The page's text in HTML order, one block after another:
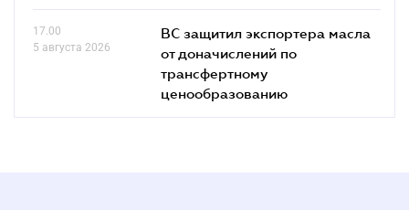
17.00
5 августа 2026
ВС защитил экспортера масла
от доначислений по
трансфертному
ценообразованию